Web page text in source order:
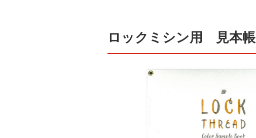
ロックミシン用 見本帳